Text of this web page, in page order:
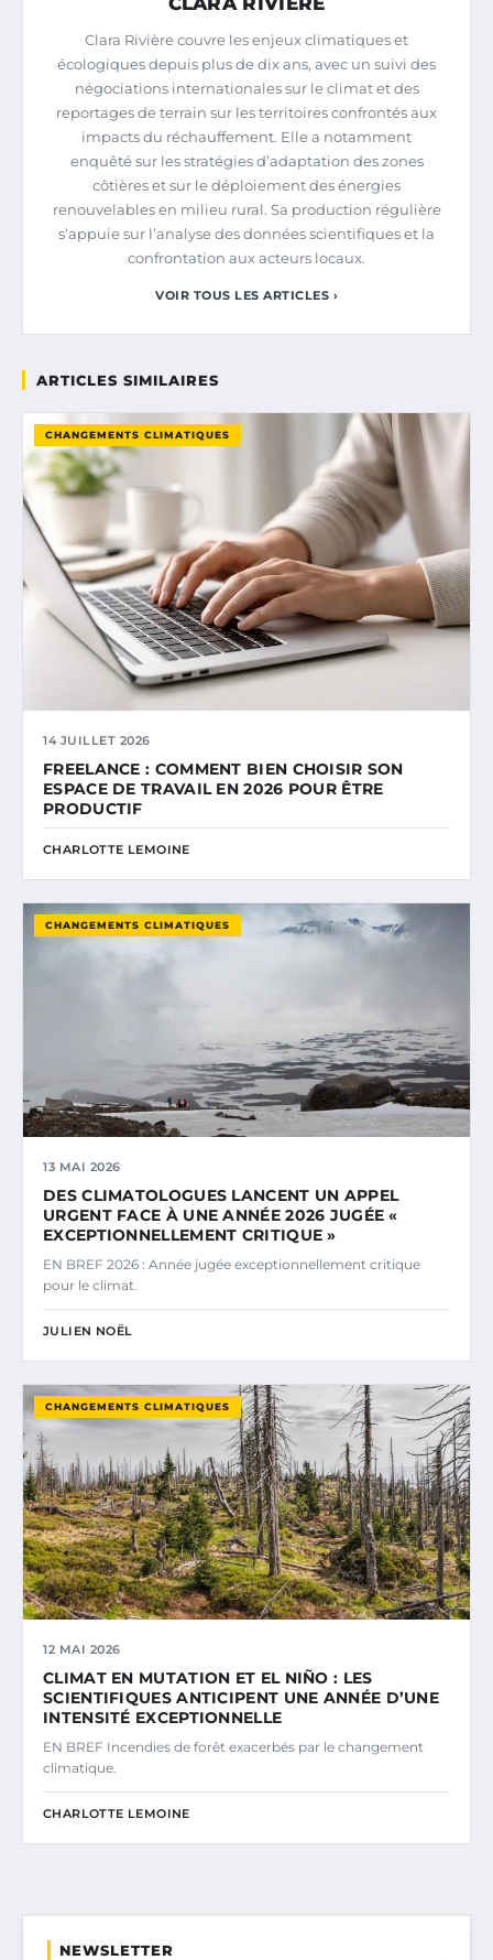
Clara Rivière couvre les enjeux climatiques et
écologiques depuis plus de dix ans, avec un suivi des
négociations internationales sur le climat et des
reportages de terrain sur les territoires confrontés aux
impacts du réchauffement. Elle a notamment
enquêté sur les stratégies d’adaptation des zones
côtières et sur le déploiement des énergies
renouvelables en milieu rural. Sa production régulière
s’appuie sur l’analyse des données scientifiques et la
confrontation aux acteurs locaux.
VOIR TOUS LES ARTICLES ›
ARTICLES SIMILAIRES
CHANGEMENTS CLIMATIQUES
14 JUILLET 2026
FREELANCE : COMMENT BIEN CHOISIR SON
ESPACE DE TRAVAIL EN 2026 POUR ÊTRE
PRODUCTIF
CHARLOTTE LEMOINE
CHANGEMENTS CLIMATIQUES
13 MAI 2026
DES CLIMATOLOGUES LANCENT UN APPEL
URGENT FACE À UNE ANNÉE 2026 JUGÉE «
EXCEPTIONNELLEMENT CRITIQUE »
EN BREF 2026 : Année jugée exceptionnellement critique
pour le climat.
JULIEN NOËL
CHANGEMENTS CLIMATIQUES
12 MAI 2026
CLIMAT EN MUTATION ET EL NIÑO : LES
SCIENTIFIQUES ANTICIPENT UNE ANNÉE D’UNE
INTENSITÉ EXCEPTIONNELLE
EN BREF Incendies de forêt exacerbés par le changement
climatique.
CHARLOTTE LEMOINE
NEWSLETTER